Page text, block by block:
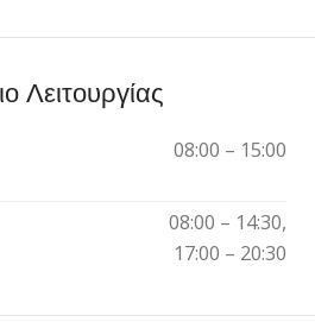
Λειτουργίας
08:00 – 15:00
08:00 – 14:30,
17:00 – 20:30